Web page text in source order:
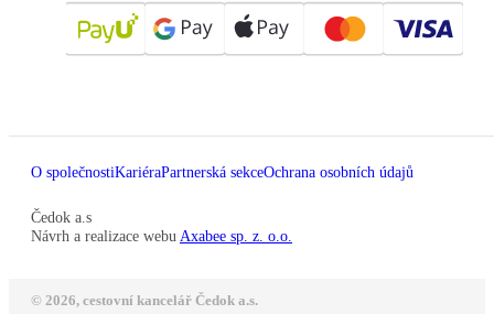
O společnostiKariéraPartnerská sekceOchrana osobních údajů
Čedok a.s
Návrh a realizace webu Axabee sp. z. o.o.
© 2026, cestovní kancelář Čedok a.s.